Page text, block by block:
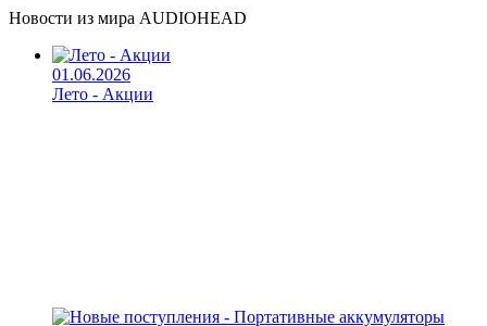
Новости из мира AUDIOHEAD
01.06.2026
Лето - Акции